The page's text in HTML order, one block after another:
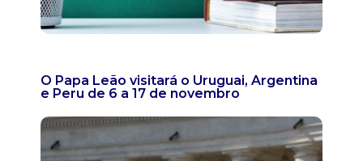
O Papa Leão visitará o Uruguai, Argentina
e Peru de 6 a 17 de novembro